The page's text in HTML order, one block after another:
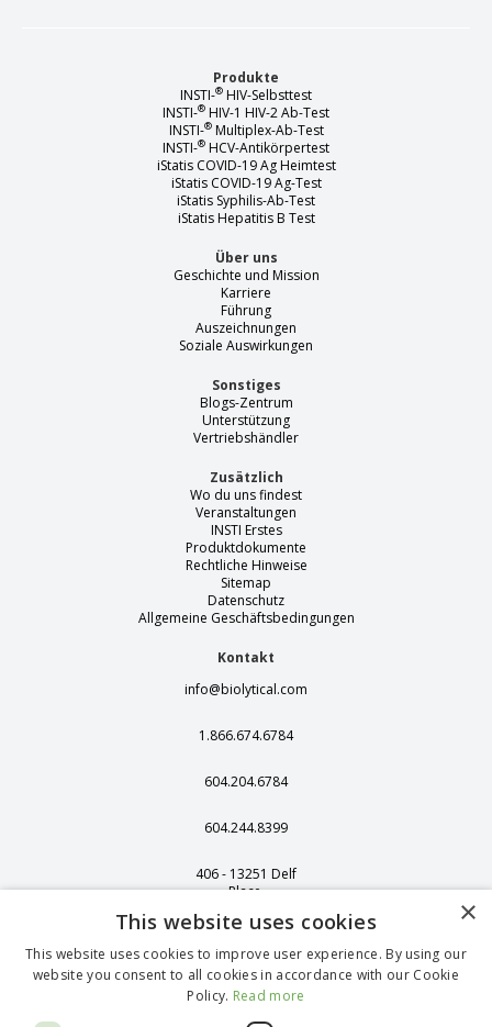
Produkte
INSTI-® HIV-Selbsttest
INSTI-® HIV-1 HIV-2 Ab-Test
INSTI-®Multiplex-Ab-Test
INSTI-® HCV-Antikörpertest
iStatis COVID-19 Ag Heimtest
iStatis COVID-19 Ag-Test
iStatis Syphilis-Ab-Test
iStatis Hepatitis B Test
Über uns
Geschichte und Mission
Karriere
Führung
Auszeichnungen
Soziale Auswirkungen
Sonstiges
Blogs-Zentrum
Unterstützung
Vertriebshändler
Zusätzlich
Wo du uns findest
Veranstaltungen
INSTI Erstes
Produktdokumente
Rechtliche Hinweise
Sitemap
Datenschutz
Allgemeine Geschäftsbedingungen
Kontakt
info@biolytical.com
1.866.674.6784
604.204.6784
604.244.8399
406 - 13251 Delf
Place,
Kanada, V6V 2A2
1375 Stonegate
Way, Ferndale, WA
×
This website uses cookies
This website uses cookies to improve user experience. By using our
website you consent to all cookies in accordance with our Cookie
Policy. Read more